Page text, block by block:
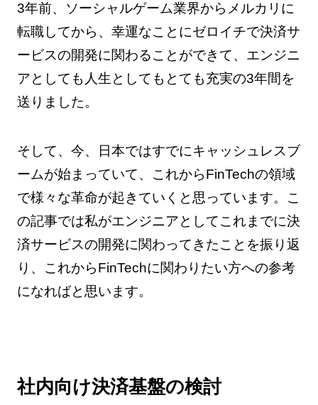
3年前、ソーシャルゲーム業界からメルカリに
転職してから、幸運なことにゼロイチで決済サ
ービスの開発に関わることができて、エンジニ
アとしても人生としてもとても充実の3年間を
送りました。
そして、今、日本ではすでにキャッシュレスブ
ームが始まっていて、これからFinTechの領域
で様々な革命が起きていくと思っています。こ
の記事では私がエンジニアとしてこれまでに決
済サービスの開発に関わってきたことを振り返
り、これからFinTechに関わりたい方への参考
になればと思います。
社内向け決済基盤の検討